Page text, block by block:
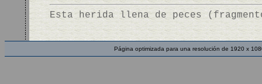
Esta herida llena de peces
Página optimizada para una resolución de 1920 x